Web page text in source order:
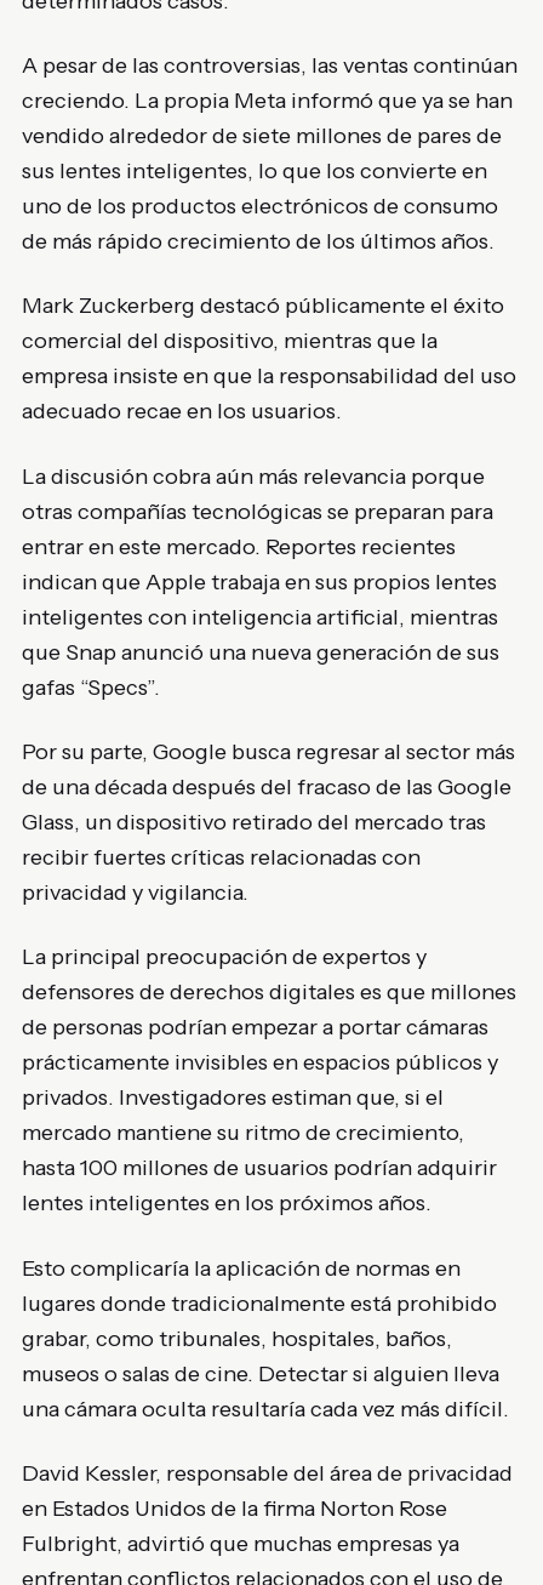
A pesar de las controversias, las ventas continúan
creciendo. La propia Meta informó que ya se han
vendido alrededor de siete millones de pares de
sus lentes inteligentes, lo que los convierte en
uno de los productos electrónicos de consumo
de más rápido crecimiento de los últimos años.
Mark Zuckerberg destacó públicamente el éxito
comercial del dispositivo, mientras que la
empresa insiste en que la responsabilidad del uso
adecuado recae en los usuarios.
La discusión cobra aún más relevancia porque
otras compañías tecnológicas se preparan para
entrar en este mercado. Reportes recientes
indican queAppletrabaja en sus propios lentes
inteligentes con inteligencia artificial, mientras
que Snapanunció una nueva generación de sus
gafas “Specs”.
Por su parte, Google busca regresar al sector más
de una década después del fracaso de las Google
Glass, un dispositivo retirado del mercado tras
recibir fuertes críticas relacionadas con
privacidad y vigilancia.
La principal preocupación de expertos y
defensores de derechos digitales es que millones
de personas podrían empezar a portar cámaras
prácticamente invisibles en espacios públicos y
privados. Investigadores estiman que, si el
mercado mantiene su ritmo de crecimiento,
hasta 100 millones de usuarios podrían adquirir
lentes inteligentes en los próximos años.
Esto complicaría la aplicación de normas en
lugares donde tradicionalmente está prohibido
grabar, como tribunales, hospitales, baños,
museos o salas de cine. Detectar si alguien lleva
una cámara oculta resultaría cada vez más difícil.
David Kessler, responsable del área de privacidad
en Estados Unidos de la firma Norton Rose
Fulbright, advirtió que muchas empresas ya
enfrentan conflictos relacionados con el uso de